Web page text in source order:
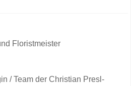
Floristmeister
/ Team der Christian Presl-